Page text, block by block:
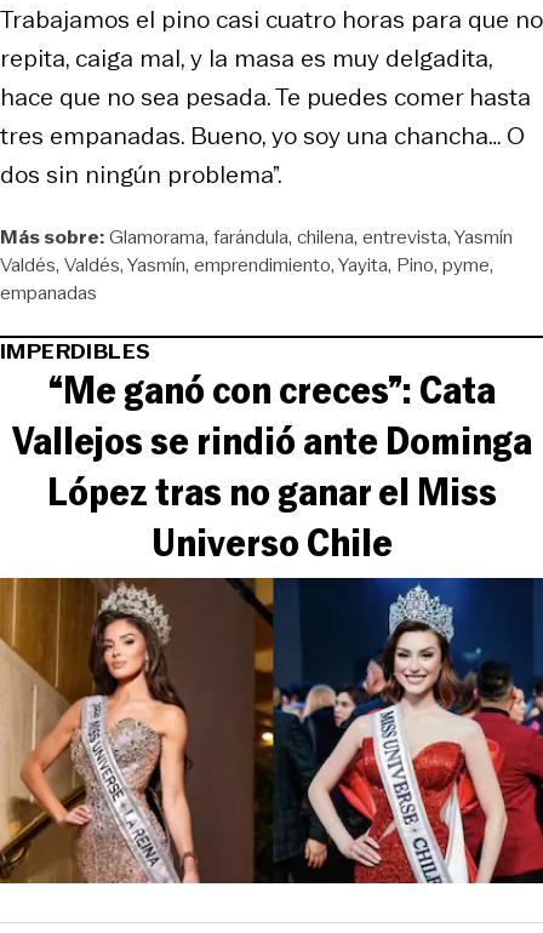
Trabajamos el pino casi cuatro horas para que no
repita, caiga mal, y la masa es muy delgadita,
hace que no sea pesada. Te puedes comer hasta
tres empanadas. Bueno, yo soy una chancha… O
dos sin ningún problema”.
Más sobre:Glamorama farándula chilena entrevista Yasmín
Valdés Valdés Yasmín emprendimiento Yayita Pino pyme
empanadas
IMPERDIBLES
“Me ganó con creces”: Cata
Vallejos se rindió ante Dominga
López tras no ganar el Miss
Universo Chile